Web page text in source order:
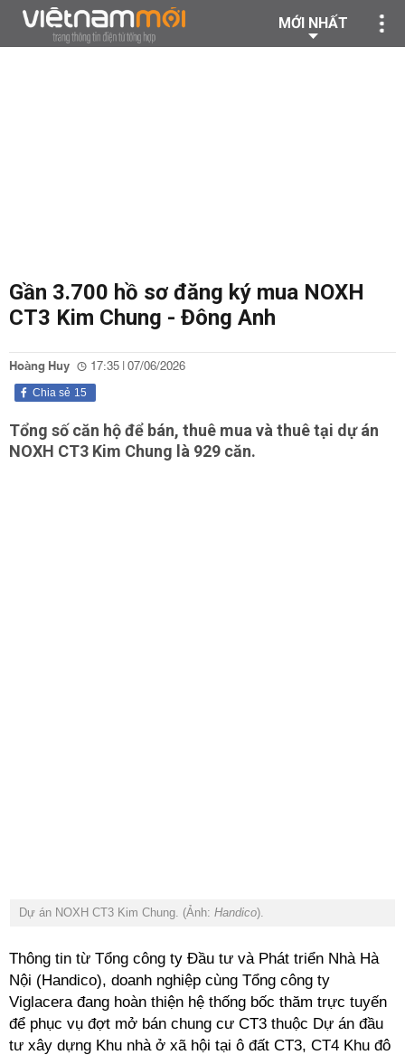
MỚI NHẤT
Gần 3.700 hồ sơ đăng ký mua NOXH
CT3 Kim Chung - Đông Anh
Hoàng Huy 17:35 | 07/06/2026
15
Chia sẻ
Tổng số căn hộ để bán, thuê mua và thuê tại dự án
NOXH CT3 Kim Chung là 929 căn.
Dự án NOXH CT3 Kim Chung. (Ảnh: Handico).
Thông tin từ Tổng công ty Đầu tư và Phát triển Nhà Hà
Nội (Handico), doanh nghiệp cùng Tổng công ty
Viglacera đang hoàn thiện hệ thống bốc thăm trực tuyến
để phục vụ đợt mở bán chung cư CT3 thuộc Dự án đầu
tư xây dựng Khu nhà ở xã hội tại ô đất CT3, CT4 Khu đô